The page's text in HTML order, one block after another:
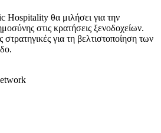
θα μιλήσει για την
στις κρατήσεις ξενοδοχείων.
για τη βελτιστοποίηση των